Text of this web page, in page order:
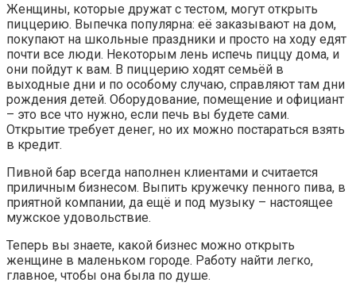
Женщины, которые дружат с тестом, могут открыть
пиццерию. Выпечка популярна: её заказывают на дом,
покупают на школьные праздники и просто на ходу едят
почти все люди. Некоторым лень испечь пиццу дома, и
они пойдут к вам. В пиццерию ходят семьёй в
выходные дни и по особому случаю, справляют там дни
рождения детей. Оборудование, помещение и официант
– это все что нужно, если печь вы будете сами.
Открытие требует денег, но их можно постараться взять
в кредит.
Пивной бар всегда наполнен клиентами и считается
приличным бизнесом. Выпить кружечку пенного пива, в
приятной компании, да ещё и под музыку – настоящее
мужское удовольствие.
Теперь вы знаете, какой бизнес можно открыть
женщине в маленьком городе. Работу найти легко,
главное, чтобы она была по душе.